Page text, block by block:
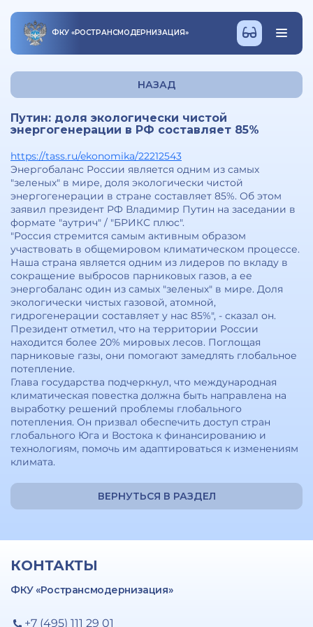
ФКУ «РОСТРАНСМОДЕРНИЗАЦИЯ»
НАЗАД
Путин: доля экологически чистой
энергогенерации в РФ составляет 85%
https://tass.ru/ekonomika/22212543
Энергобаланс России является одним из самых
"зеленых" в мире, доля экологически чистой
энергогенерации в стране составляет 85%. Об этом
заявил президент РФ Владимир Путин на заседании в
формате "аутрич" / "БРИКС плюс".
"Россия стремится самым активным образом
участвовать в общемировом климатическом процессе.
Наша страна является одним из лидеров по вкладу в
сокращение выбросов парниковых газов, а ее
энергобаланс один из самых "зеленых" в мире. Доля
экологически чистых газовой, атомной,
гидрогенерации составляет у нас 85%", - сказал он.
Президент отметил, что на территории России
находится более 20% мировых лесов. Поглощая
парниковые газы, они помогают замедлять глобальное
потепление.
Глава государства подчеркнул, что международная
климатическая повестка должна быть направлена на
выработку решений проблемы глобального
потепления. Он призвал обеспечить доступ стран
глобального Юга и Востока к финансированию и
технологиям, помочь им адаптироваться к изменениям
климата.
ВЕРНУТЬСЯ В РАЗДЕЛ
КОНТАКТЫ
ФКУ «Ространсмодернизация»
+7 (495) 111 29 01